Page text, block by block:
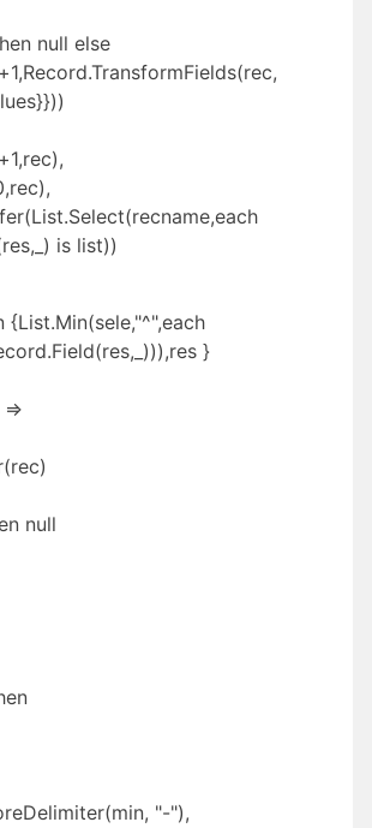
null else
is list))
{List.Min(sele,"^",each
}
null
"-"),